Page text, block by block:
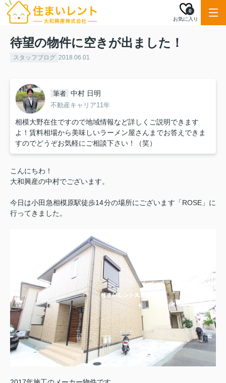
お気に入り
0
待望の物件に空きが出ました！
スタッフブログ 2018.06.01
筆者 中村 日明
不動産キャリア11年
相模大野在住ですので地域情報など詳しくご説明できます
よ！賃料相場から美味しいラーメン屋さんまでお答えできま
すのでどうぞお気軽にご相談下さい！（笑）
こんにちわ！
大和興産の中村でございます。
今日は小田急相模原駅徒歩14分の場所にございます「ROSE」に
行ってきました。